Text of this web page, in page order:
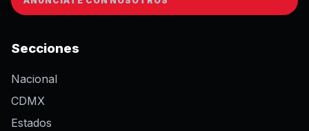
Secciones
Nacional
CDMX
Estados